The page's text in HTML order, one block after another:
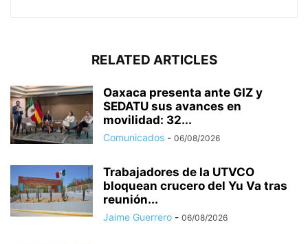
RELATED ARTICLES
Oaxaca presenta ante GIZ y
SEDATU sus avances en
movilidad: 32...
Comunicados - 06/08/2026
Trabajadores de la UTVCO
bloquean crucero del Yu Va tras
reunión...
Jaime Guerrero - 06/08/2026